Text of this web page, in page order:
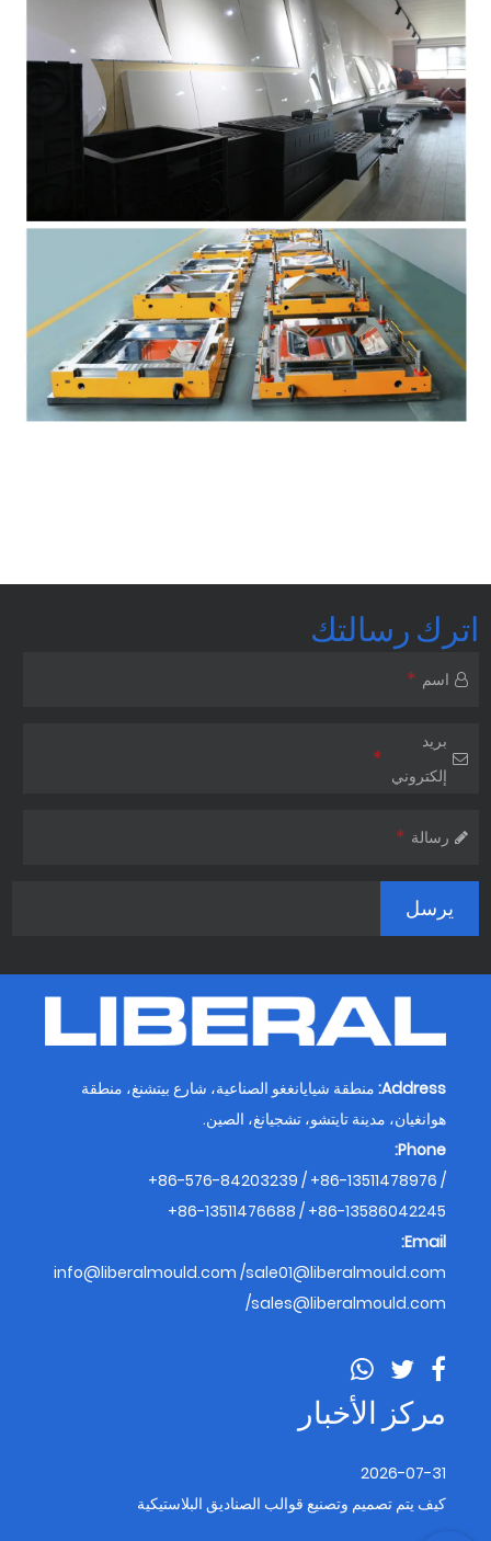
اترك رسالتك
اسم *
بريد
إلكتروني
*
رسالة *
Address: منطقة شيايانغغو الصناعية، شارع بيتشنغ، منطقة
هوانغيان، مدينة تايتشو، تشجيانغ، الصين.
Phone:
+86-576-84203239 / +86-13511478976 /
+86-13511476688 / +86-13586042245
Email:
info@liberalmould.com /sale01@liberalmould.com
/sales@liberalmould.com
مركز الأخبار
2026-07-31
كيف يتم تصميم وتصنيع قوالب الصناديق البلاستيكية